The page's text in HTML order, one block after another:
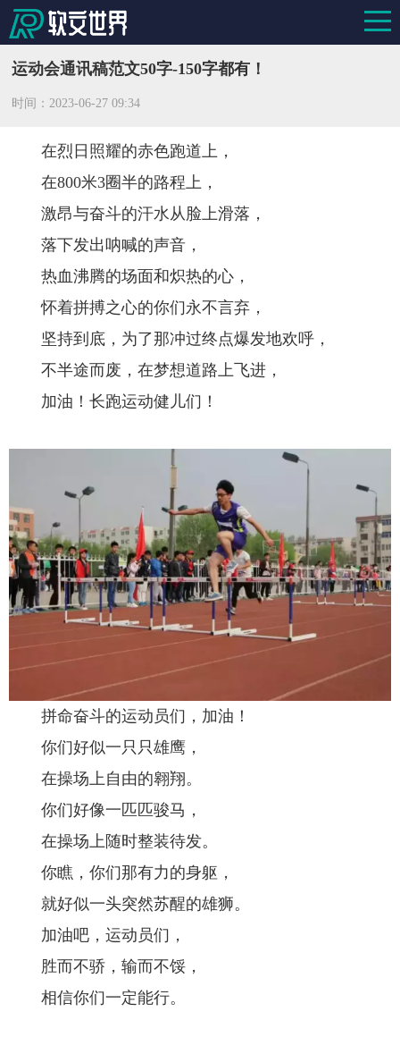
运动会通讯稿范文50字-150字都有！
时间：2023-06-27 09:34
在烈日照耀的赤色跑道上，
在800米3圈半的路程上，
激昂与奋斗的汗水从脸上滑落，
落下发出呐喊的声音，
热血沸腾的场面和炽热的心，
怀着拼搏之心的你们永不言弃，
坚持到底，为了那冲过终点爆发地欢呼，
不半途而废，在梦想道路上飞进，
加油！长跑运动健儿们！
拼命奋斗的运动员们，加油！
你们好似一只只雄鹰，
在操场上自由的翱翔。
你们好像一匹匹骏马，
在操场上随时整装待发。
你瞧，你们那有力的身躯，
就好似一头突然苏醒的雄狮。
加油吧，运动员们，
胜而不骄，输而不馁，
相信你们一定能行。